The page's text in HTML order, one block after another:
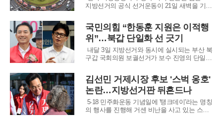
지방선거의 공식 선거운동이 21일 새벽을 기점
처음 치러지는 대규모 선거인 만큼 여야는 정
권 안정론과 견제론을 내세우며 유권자들의 마
음을 사로잡기 위한 13일간의 대장정에 돌입했
다. 이른 아침부터 주요 교차로와 전통시장
국민의힘 “한동훈 지원은 이적행
위”…북갑 단일화 선 긋기
내달 3일 지방선거와 동시에 실시되는 부산 북
구갑 국회의원 보궐선거가 보수 진영의 단일화
있다. 야권 후보가 지지율 선두를 달리는 가운
데 보수 성향 후보들이 각자도생의 길을 고수
하면서, 단일화 실패가 결국 여당의 패배로 이
어질 수 있다는 우려가 정치권 안팎에서 쏟아
지고
김선민 거제시장 후보 '스벅 옹호'
논란…지방선거판 뒤흔드나
5·18 민주화운동 기념일에 '탱크데이'라는 명칭
의 행사를 진행해 거센 비난을 사고 있는 스타